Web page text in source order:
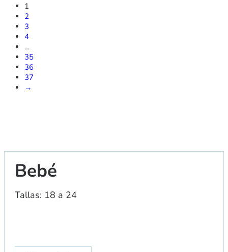
1
2
3
4
…
35
36
37
→
Bebé
Tallas: 18 a 24